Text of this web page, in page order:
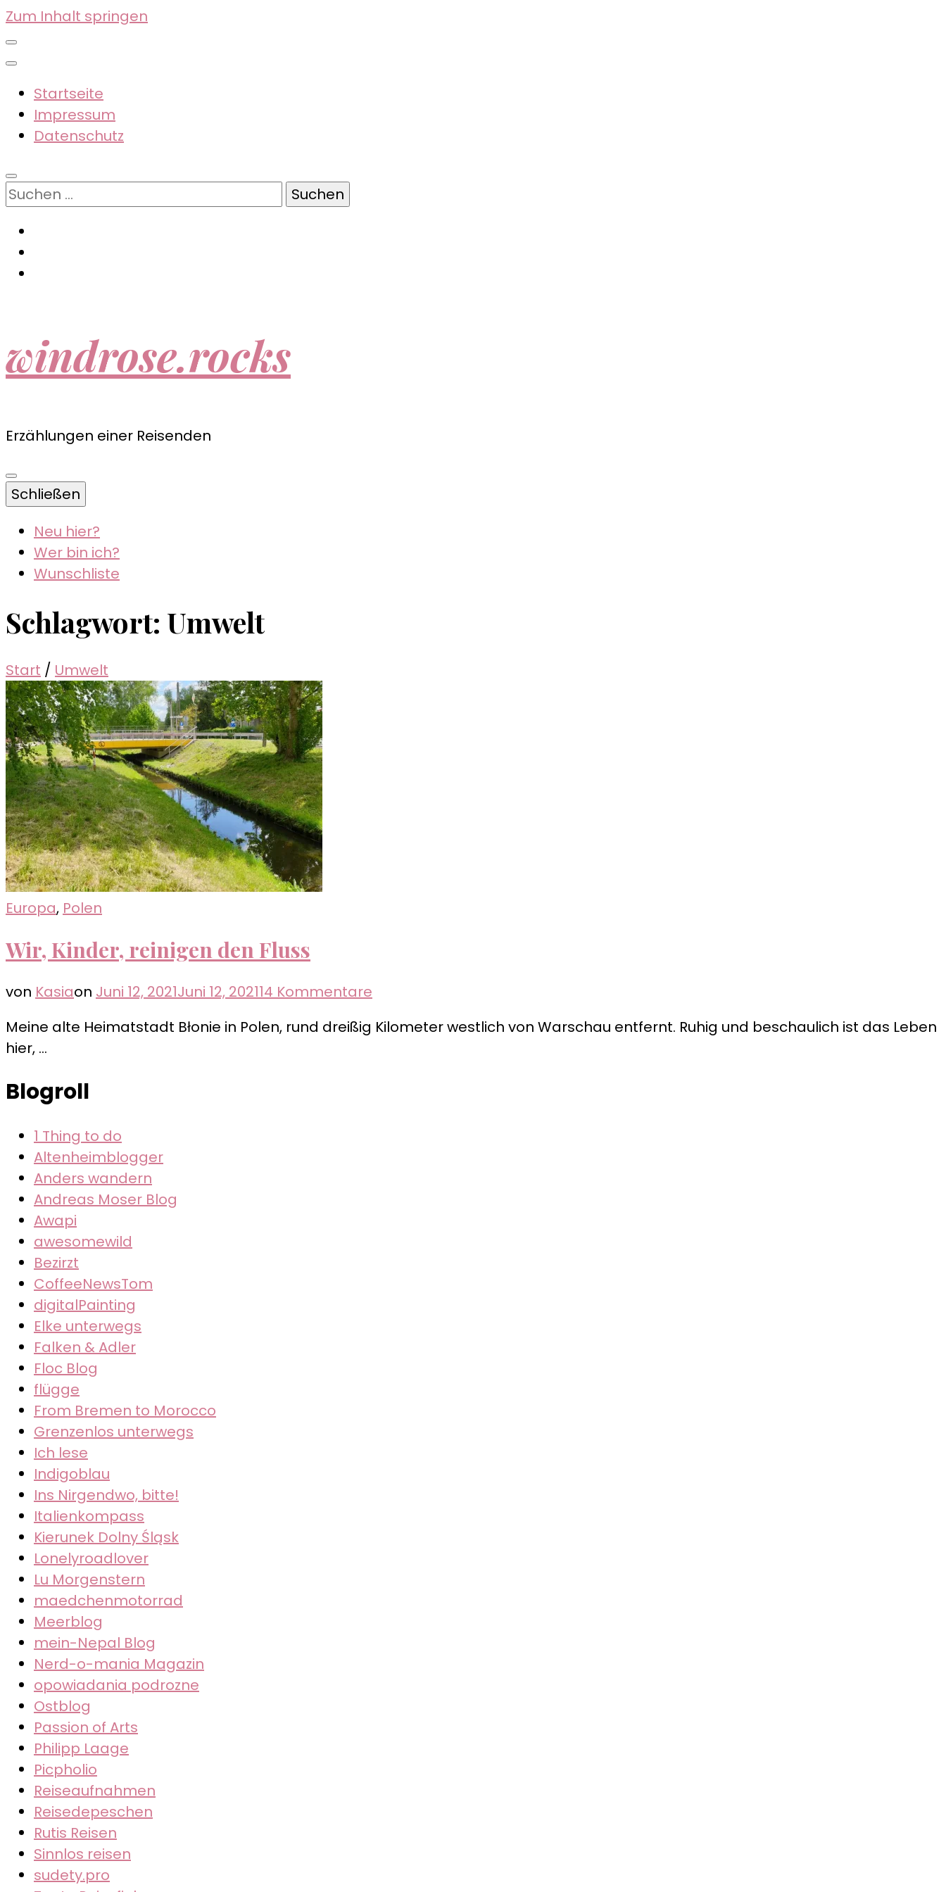
Zum Inhalt springen
Startseite
Impressum
Datenschutz
Suchen
nach:
windrose.rocks
Erzählungen einer Reisenden
Schließen
Neu hier?
Wer bin ich?
Wunschliste
Schlagwort: Umwelt
Start / Umwelt
Europa, Polen
Wir, Kinder, reinigen den Fluss
von Kasiaon Juni 12, 2021Juni 12, 202114 Kommentare
Kinder,
Meine alte Heimatstadt Błonie in Polen, rund dreißig Kilometer westlich von Warschau entfernt. Ruhig und beschaulich ist das Leben
hier, …
Blogroll
1 Thing to do
Altenheimblogger
Anders wandern
Andreas Moser Blog
Awapi
awesomewild
Bezirzt
CoffeeNewsTom
digitalPainting
Elke unterwegs
Falken & Adler
Floc Blog
flügge
From Bremen to Morocco
Grenzenlos unterwegs
Ich lese
Indigoblau
Ins Nirgendwo, bitte!
Italienkompass
Kierunek Dolny Śląsk
Lonelyroadlover
Lu Morgenstern
maedchenmotorrad
Meerblog
mein-Nepal Blog
Nerd-o-mania Magazin
opowiadania podrozne
Ostblog
Passion of Arts
Philipp Laage
Picpholio
Reiseaufnahmen
Reisedepeschen
Rutis Reisen
Sinnlos reisen
sudety.pro